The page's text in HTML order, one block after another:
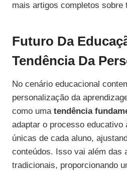
mais artigos completos sobre
Futuro Da
Tendência Da
No cenário educacional
personalização da
como uma tendência
adaptar o processo educativo
únicas de cada aluno,
conteúdos. Isso vai além das
tradicionais, proporcionando